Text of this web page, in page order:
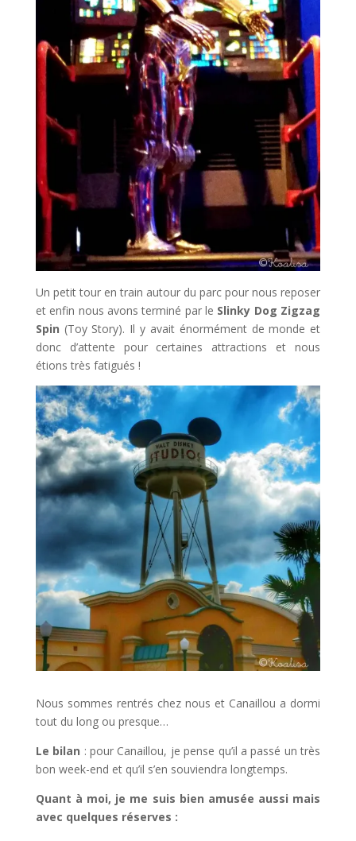
Un petit tour en train autour du parc pour nous reposer
et enfin nous avons terminé par le Slinky Dog Zigzag
Spin (Toy Story). Il y avait énormément de monde et
donc d’attente pour certaines attractions et nous
étions très fatigués !
Nous sommes rentrés chez nous et Canaillou a dormi
tout du long ou presque…
Le bilan : pour Canaillou, je pense qu’il a passé un très
bon week-end et qu’il s’en souviendra longtemps.
Quant à moi, je me suis bien amusée aussi mais
avec quelques réserves :